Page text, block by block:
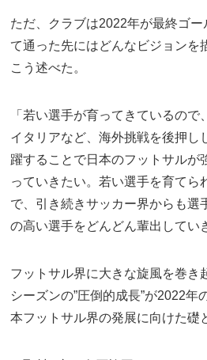
ただ、クラブは2022年が最終ゴ
て通った先にはどんなビジョンを
こう述べた。
「若い選手が育ってきているの
イタリアなど、海外挑戦を後押し
躍することで日本のフットサルが
っていきたい。若い選手を育てら
で、引き続きサッカー界からも選
の高い選手をどんどん輩出してい
フットサル界に大きな旋風を巻き
シーズンの”圧倒的成長”が2022年
本フットサル界の発展に向けた礎